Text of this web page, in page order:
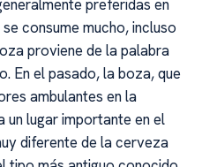
preferidas en
consume mucho, incluso
proviene de la palabra
En el pasado, la boza, que
ambulantes en la
un lugar importante en el
diferente de la cerveza